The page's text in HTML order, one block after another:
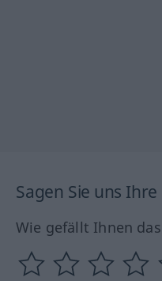
Sagen Sie uns
Wie gefällt Ihnen